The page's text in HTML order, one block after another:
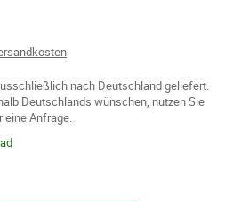
nach Deutschland geliefert.
Deutschlands wünschen, nutzen Sie
Anfrage.